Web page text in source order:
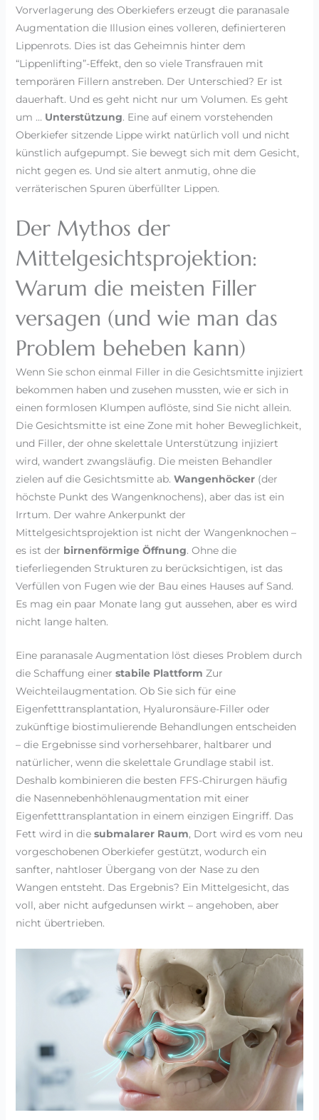
Vorverlagerung des Oberkiefers erzeugt die paranasale
Augmentation die Illusion eines volleren, definierteren
Lippenrots. Dies ist das Geheimnis hinter dem
“Lippenlifting”-Effekt, den so viele Transfrauen mit
temporären Fillern anstreben. Der Unterschied? Er ist
dauerhaft. Und es geht nicht nur um Volumen. Es geht
um … Unterstützung. Eine auf einem vorstehenden
Oberkiefer sitzende Lippe wirkt natürlich voll und nicht
künstlich aufgepumpt. Sie bewegt sich mit dem Gesicht,
nicht gegen es. Und sie altert anmutig, ohne die
verräterischen Spuren überfüllter Lippen.
Der Mythos der
Mittelgesichtsprojektion:
Warum die meisten Filler
versagen (und wie man das
Problem beheben kann)
Wenn Sie schon einmal Filler in die Gesichtsmitte injiziert
bekommen haben und zusehen mussten, wie er sich in
einen formlosen Klumpen auflöste, sind Sie nicht allein.
Die Gesichtsmitte ist eine Zone mit hoher Beweglichkeit,
und Filler, der ohne skelettale Unterstützung injiziert
wird, wandert zwangsläufig. Die meisten Behandler
zielen auf die Gesichtsmitte ab. Wangenhöcker(der
höchste Punkt des Wangenknochens), aber das ist ein
Irrtum. Der wahre Ankerpunkt der
Mittelgesichtsprojektion ist nicht der Wangenknochen –
es ist der birnenförmige Öffnung. Ohne die
tieferliegenden Strukturen zu berücksichtigen, ist das
Verfüllen von Fugen wie der Bau eines Hauses auf Sand.
Es mag ein paar Monate lang gut aussehen, aber es wird
nicht lange halten.
Eine paranasale Augmentation löst dieses Problem durch
die Schaffung einer stabile Plattform Zur
Weichteilaugmentation. Ob Sie sich für eine
Eigenfetttransplantation, Hyaluronsäure-Filler oder
zukünftige biostimulierende Behandlungen entscheiden
– die Ergebnisse sind vorhersehbarer, haltbarer und
natürlicher, wenn die skelettale Grundlage stabil ist.
Deshalb kombinieren die besten FFS-Chirurgen häufig
die Nasennebenhöhlenaugmentation mit einer
Eigenfetttransplantation in einem einzigen Eingriff. Das
Fett wird in die submalarer Raum, Dort wird es vom neu
vorgeschobenen Oberkiefer gestützt, wodurch ein
sanfter, nahtloser Übergang von der Nase zu den
Wangen entsteht. Das Ergebnis? Ein Mittelgesicht, das
voll, aber nicht aufgedunsen wirkt – angehoben, aber
nicht übertrieben.